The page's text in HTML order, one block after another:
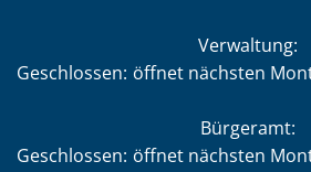
Verwaltung:
Klicken, um weitere Öffnungs-
Geschlossen: öffnet nächsten
Bürgeramt:
Klicken, um weitere Öffnungs-
Geschlossen: öffnet nächsten